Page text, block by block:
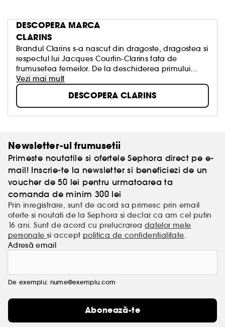
DESCOPERA MARCA
CLARINS
Brandul Clarins s-a nascut din dragoste, dragostea si
respectul lui Jacques Courtin-Clarins fata de
frumusetea femeilor. De la deschiderea primului
Institut Clarins la Paris, in 1954, odata cu lansarea
produselor de ingrijire din gama de top, Clarins
lucreaza fara incetare pentru a oferi fiecarei femei
tot ce e mai bun din natura, cautand elementele
active pretioase pentru piele.
Vezi mai mult
DESCOPERA CLARINS
Newsletter-ul frumusetii
Primeste noutatile si ofertele Sephora direct pe e-
mail! Inscrie-te la newsletter si beneficiezi de un
voucher de 50 lei pentru urmatoarea ta
comanda de minim 300 lei
Prin inregistrare, sunt de acord sa primesc prin email
oferte si noutati de la Sephora si declar ca am cel putin
16 ani. Sunt de acord cu prelucrarea datelor mele
personalesi accept politica de confidentialitate.
Adresă email
De exemplu: nume@exemplu.com
Abonează-te